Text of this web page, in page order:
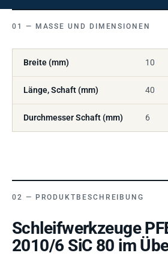
MASSE UND DIMENSIONEN
Breite (mm) 10
Länge, Schaft (mm) 40
Durchmesser Schaft (mm) 6
PRODUKTBESCHREIBUNG
Schleifwerkzeuge
2010/6 SiC 80 im